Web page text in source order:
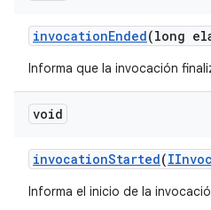
invocationEnded(long
Informa que la invocación
void
invocationStarted(
Informa el inicio de la